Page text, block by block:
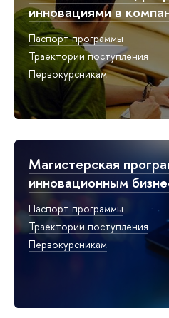
инновациями в
Паспорт программы
Траектории поступления
Первокурсникам
Магистерская
инновационным
Паспорт программы
Траектории поступления
Первокурсникам